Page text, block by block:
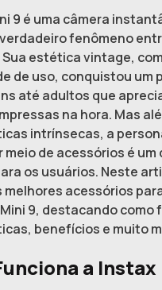
9 é uma câmera
fenômeno
estética vintage,
de uso, conquistou um
até adultos que
na hora. Mas
intrínsecas, a
meio de acessórios é
os usuários. Neste
melhores acessórios
9, destacando como
benefícios e muito
a Instax